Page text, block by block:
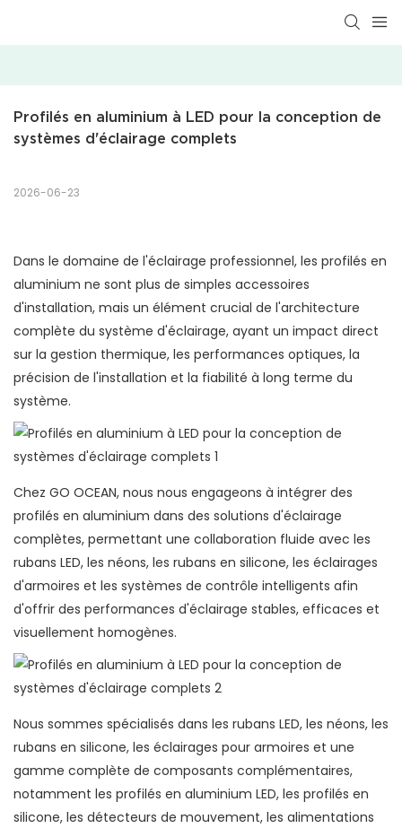
Profilés en aluminium à LED pour la conception de
systèmes d'éclairage complets
2026-06-23
Dans le domaine de l'éclairage professionnel, les profilés en
aluminium ne sont plus de simples accessoires
d'installation, mais un élément crucial de l'architecture
complète du système d'éclairage, ayant un impact direct
sur la gestion thermique, les performances optiques, la
précision de l'installation et la fiabilité à long terme du
système.
Chez GO OCEAN, nous nous engageons à intégrer des
profilés en aluminium dans des solutions d'éclairage
complètes, permettant une collaboration fluide avec les
rubans LED, les néons, les rubans en silicone, les éclairages
d'armoires et les systèmes de contrôle intelligents afin
d'offrir des performances d'éclairage stables, efficaces et
visuellement homogènes.
Nous sommes spécialisés dans les rubans LED, les néons, les
rubans en silicone, les éclairages pour armoires et une
gamme complète de composants complémentaires,
notamment les profilés en aluminium LED, les profilés en
silicone, les détecteurs de mouvement, les alimentations